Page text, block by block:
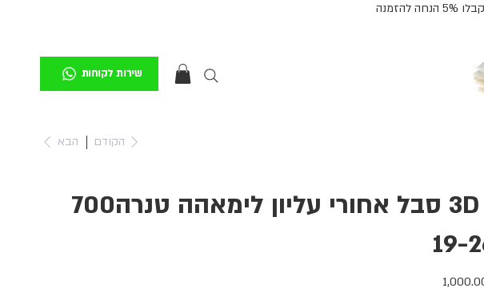
שירות לקוחות
משלוחים חינם לכל הארץ ! הרשמו למועדון לקוחות וקבלו 5% הנחה להזמנה
הקודם הבא
3D MOTO סבל אחורי עליון לימאהה טנרה700
מחיר
מבצע